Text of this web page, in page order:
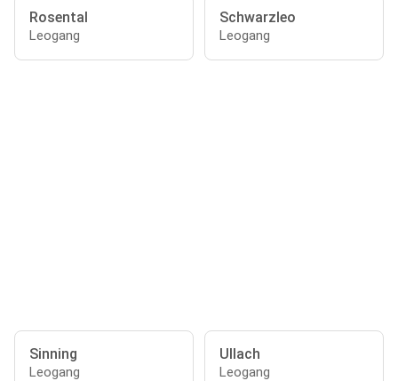
Rosental
Leogang
Schwarzleo
Leogang
Sinning
Leogang
Ullach
Leogang